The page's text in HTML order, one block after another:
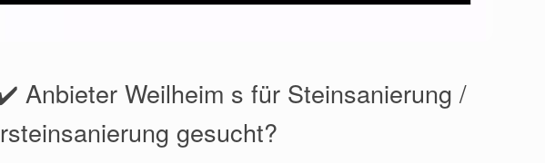
Anbieter Weilheim s für Steinsanierung /
gesucht?